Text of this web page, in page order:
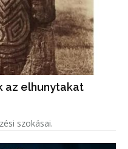
az elhunytakat
szokásai.